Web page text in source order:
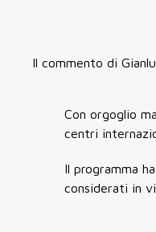
Il commento di
Con orgoglio
centri
Il programma
considerati in